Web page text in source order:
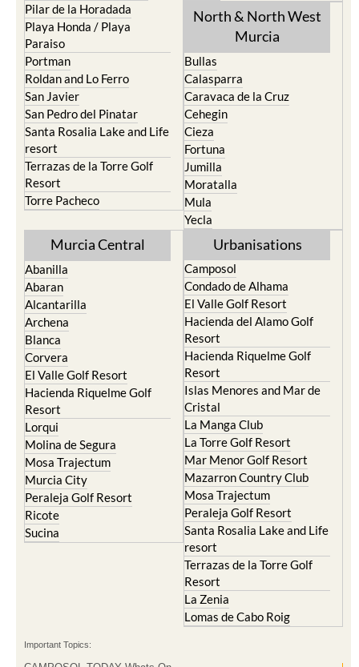
Pilar de la Horadada
Playa Honda / Playa
Paraiso
Portman
Roldan and Lo Ferro
San Javier
San Pedro del Pinatar
Santa Rosalia Lake and Life
resort
Terrazas de la Torre Golf
Resort
Torre Pacheco
North & North West
Murcia
Bullas
Calasparra
Caravaca de la Cruz
Cehegin
Cieza
Fortuna
Jumilla
Moratalla
Mula
Yecla
Murcia Central
Abanilla
Abaran
Alcantarilla
Archena
Blanca
Corvera
El Valle Golf Resort
Hacienda Riquelme Golf
Resort
Lorqui
Molina de Segura
Mosa Trajectum
Murcia City
Peraleja Golf Resort
Ricote
Sucina
Urbanisations
Camposol
Condado de Alhama
El Valle Golf Resort
Hacienda del Alamo Golf
Resort
Hacienda Riquelme Golf
Resort
Islas Menores and Mar de
Cristal
La Manga Club
La Torre Golf Resort
Mar Menor Golf Resort
Mazarron Country Club
Mosa Trajectum
Peraleja Golf Resort
Santa Rosalia Lake and Life
resort
Terrazas de la Torre Golf
Resort
La Zenia
Lomas de Cabo Roig
Important Topics: